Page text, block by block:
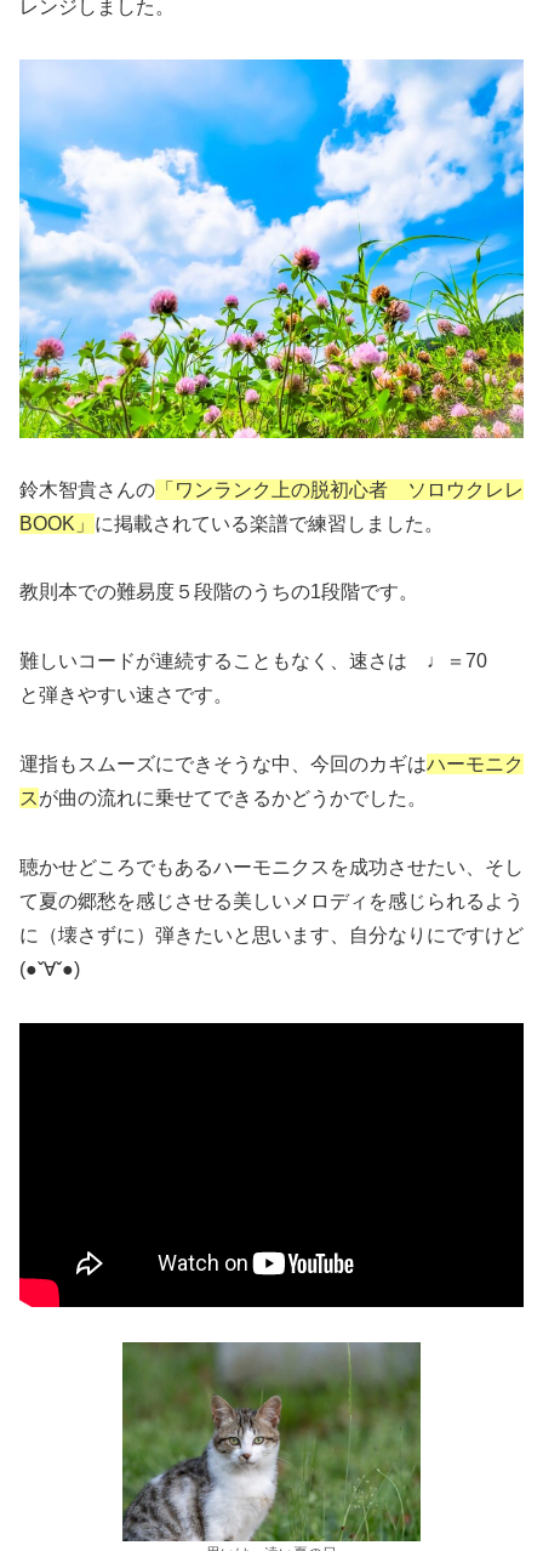
レンジしました。
鈴木智貴さんの 「ワンランク上の脱初心者 ソロウクレレ
BOOK」 に掲載されている楽譜で練習しました。
教則本での難易度５段階のうちの1段階です。
難しいコードが連続することもなく、速さは ♩＝70
と弾きやすい速さです。
運指もスムーズにできそうな中、今回のカギはハーモニク
スが曲の流れに乗せてできるかどうかでした。
聴かせどころでもあるハーモニクスを成功させたい、そし
て夏の郷愁を感じさせる美しいメロディを感じられるよう
に（壊さずに）弾きたいと思います、自分なりにですけど
(●ˇ∀ˇ●)